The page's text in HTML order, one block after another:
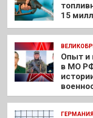
15
Опыт и
в МО
ГЕРМАНИЯ